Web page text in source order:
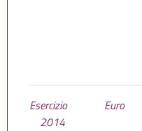
Esercizio
2014
Euro